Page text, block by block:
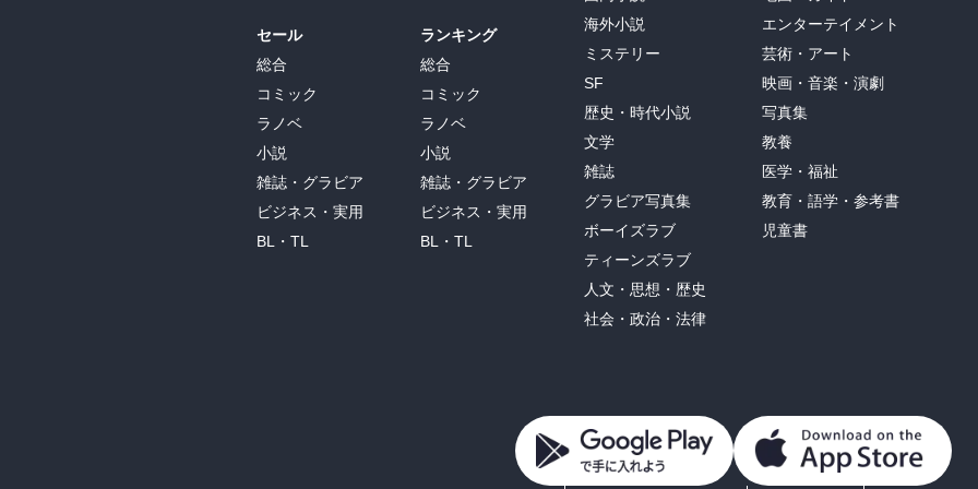
セール
総合
コミック
ラノベ
小説
雑誌・グラビア
ビジネス・実用
BL・TL
ランキング
総合
コミック
ラノベ
小説
雑誌・グラビア
ビジネス・実用
BL・TL
海外小説
ミステリー
SF
歴史・時代小説
文学
雑誌
グラビア写真集
ボーイズラブ
ティーンズラブ
人文・思想・歴史
社会・政治・法律
エンターテイメント
芸術・アート
映画・音楽・演劇
写真集
教養
医学・福祉
教育・語学・参考書
児童書